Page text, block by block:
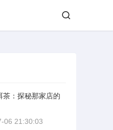
茶：探秘那家店的
06 21:30:03